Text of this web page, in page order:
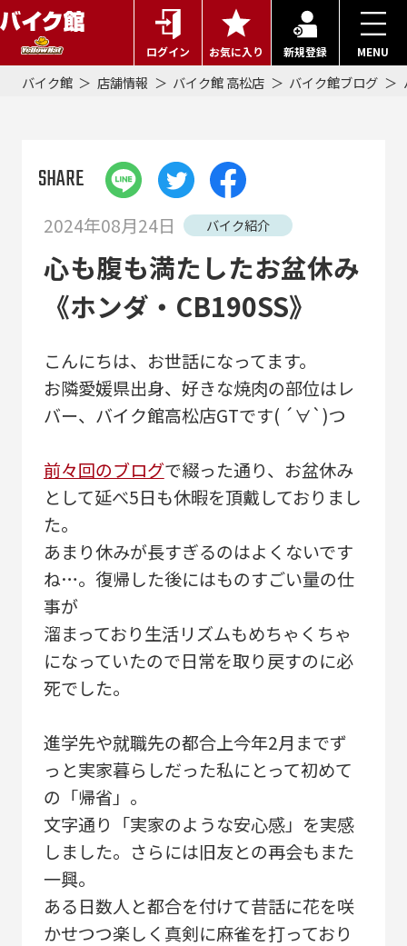
ログイン お気に入り 新規登録 MENU
バイク館 店舗情報 バイク館 高松店 バイク館ブログ
SHARE
2024年08月24日 バイク紹介
心も腹も満たしたお盆休み
《ホンダ・CB190SS》
こんにちは、お世話になってます。
お隣愛媛県出身、好きな焼肉の部位はレ
バー、バイク館高松店GTです( ´∀`)つ
前々回のブログで綴った通り、お盆休み
として延べ5日も休暇を頂戴しておりまし
た。
あまり休みが長すぎるのはよくないです
ね…。復帰した後にはものすごい量の仕
事が
溜まっており生活リズムもめちゃくちゃ
になっていたので日常を取り戻すのに必
死でした。
進学先や就職先の都合上今年2月までず
っと実家暮らしだった私にとって初めて
の「帰省」。
文字通り「実家のような安心感」を実感
しました。さらには旧友との再会もまた
一興。
ある日数人と都合を付けて昔話に花を咲
かせつつ楽しく真剣に麻雀を打っており